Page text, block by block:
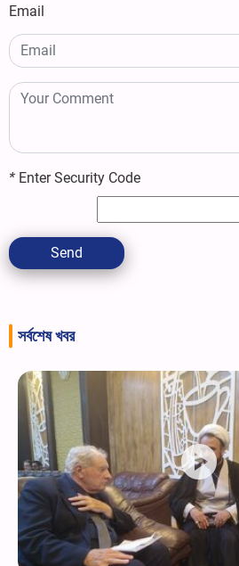
Email
* Enter Security Code
Send
সর্বশেষ খবর